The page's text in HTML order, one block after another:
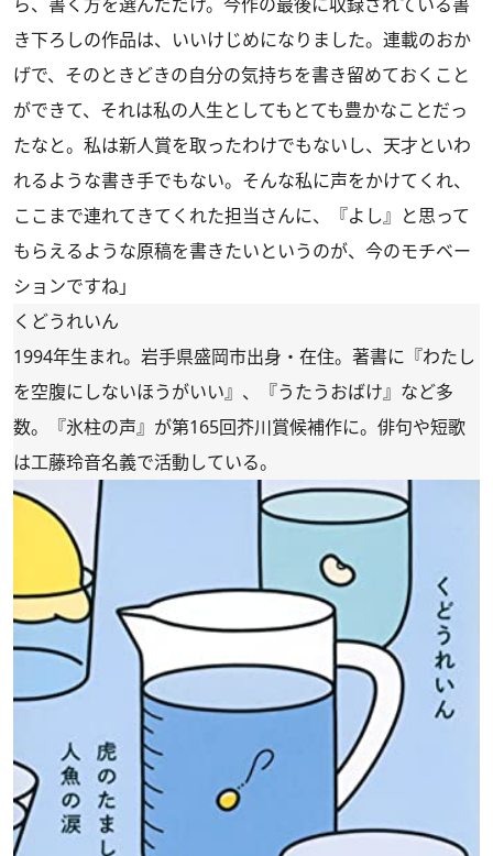
き下ろしの作品は、いいけじめになりました。連載のおか
げで、そのときどきの自分の気持ちを書き留めておくこと
ができて、それは私の人生としてもとても豊かなことだっ
たなと。私は新人賞を取ったわけでもないし、天才といわ
れるような書き手でもない。そんな私に声をかけてくれ、
ここまで連れてきてくれた担当さんに、『よし』と思って
もらえるような原稿を書きたいというのが、今のモチベー
ションですね」
くどうれいん
1994年生まれ。岩手県盛岡市出身・在住。著書に『わたし
を空腹にしないほうがいい』、『うたうおばけ』など多
数。『氷柱の声』が第165回芥川賞候補作に。俳句や短歌
は工藤玲音名義で活動している。